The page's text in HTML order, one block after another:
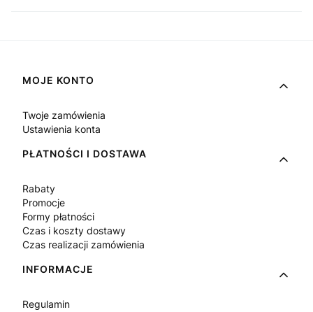
Linki w stopce
MOJE KONTO
Twoje zamówienia
Ustawienia konta
PŁATNOŚCI I DOSTAWA
Rabaty
Promocje
Formy płatności
Czas i koszty dostawy
Czas realizacji zamówienia
INFORMACJE
Regulamin